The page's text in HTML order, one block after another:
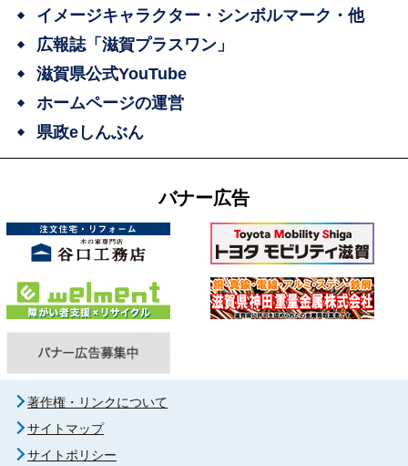
イメージキャラクター・シンボルマーク・他
広報誌「滋賀プラスワン」
滋賀県公式YouTube
ホームページの運営
県政eしんぶん
バナー広告
著作権・リンクについて
サイトマップ
サイトポリシー